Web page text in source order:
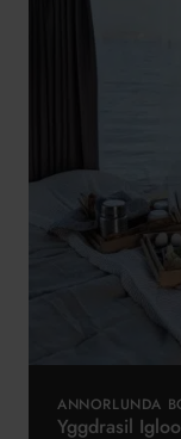
ANNORLUNDA
Yggdrasil